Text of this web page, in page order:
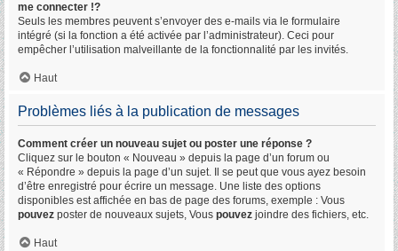
me connecter !?
Seuls les membres peuvent s’envoyer des e-mails via le formulaire
intégré (si la fonction a été activée par l’administrateur). Ceci pour
empêcher l’utilisation malveillante de la fonctionnalité par les invités.
Haut
Problèmes liés à la publication de messages
Comment créer un nouveau sujet ou poster une réponse ?
Cliquez sur le bouton « Nouveau » depuis la page d’un forum ou
« Répondre » depuis la page d’un sujet. Il se peut que vous ayez besoin
d’être enregistré pour écrire un message. Une liste des options
disponibles est affichée en bas de page des forums, exemple : Vous
pouvez poster de nouveaux sujets, Vous pouvez joindre des fichiers, etc.
Haut